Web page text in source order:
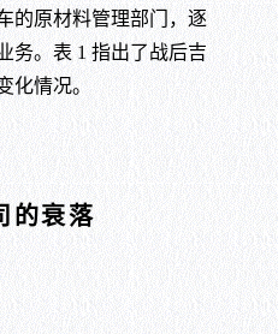
的原材料管理部门，逐
务。表 1 指出了战后吉
化情况。
的衰落